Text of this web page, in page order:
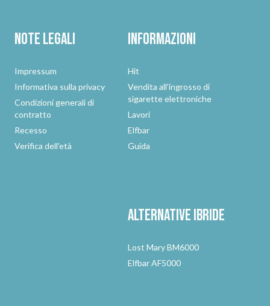
Note legali
Impressum
Informativa sulla privacy
Condizioni generali di
contratto
Recesso
Verifica dell'età
Informazioni
Hit
Vendita all'ingrosso di
sigarette elettroniche
Lavori
Elfbar
Guida
Alternativeibride
Lost Mary BM6000
Elfbar AF5000